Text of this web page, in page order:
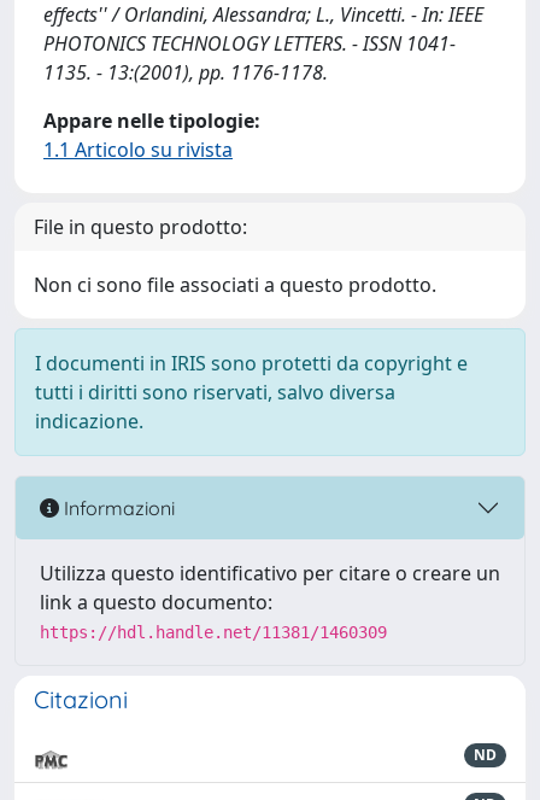
effects'' / Orlandini, Alessandra; L., Vincetti. - In: IEEE
PHOTONICS TECHNOLOGY LETTERS. - ISSN 1041-
1135. - 13:(2001), pp. 1176-1178.
Appare nelle tipologie:
1.1 Articolo su rivista
File in questo prodotto:
Non ci sono file associati a questo prodotto.
I documenti in IRIS sono protetti da copyright e
tutti i diritti sono riservati, salvo diversa
indicazione.
Informazioni
Utilizza questo identificativo per citare o creare un
link a questo documento:
https://hdl.handle.net/11381/1460309
Citazioni
ND